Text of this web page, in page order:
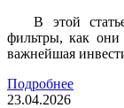
В этой
фильтры, как
важнейшая
Подробнее
23.04.2026